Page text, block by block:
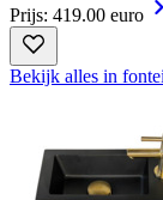
Prijs: 419.00 euro
Bekijk alles in